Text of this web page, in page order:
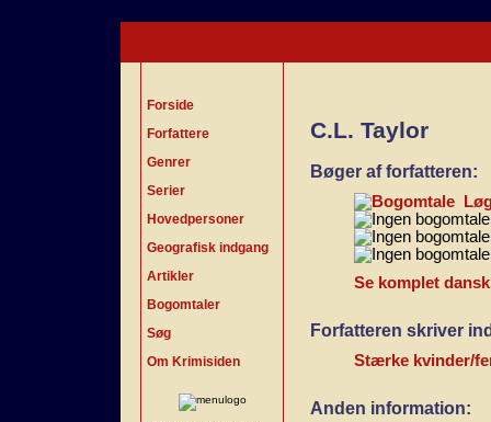
Forside
Forfattere
Genrer
Serier
Hovedpersoner
Geografisk indgang
Artikler
Bogomtaler
Søg
Om Krimisiden
C.L. Taylor
Bøger af forfatteren:
Se komplet
Forfatteren skriver
Stærke kvinder/
Anden information: